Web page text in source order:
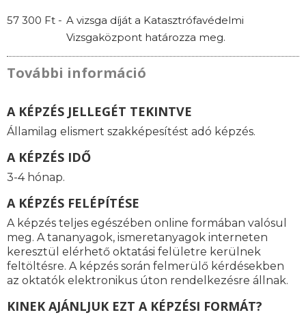
57 300 Ft - A vizsga díját a Katasztrófavédelmi
Vizsgaközpont határozza meg.
További információ
A KÉPZÉS JELLEGÉT TEKINTVE
Államilag elismert szakképesítést adó képzés.
A KÉPZÉS IDŐ
3-4 hónap.
A KÉPZÉS FELÉPÍTÉSE
A képzés teljes egészében online formában valósul
meg. A tananyagok, ismeretanyagok interneten
keresztül elérhető oktatási felületre kerülnek
feltöltésre. A képzés során felmerülő kérdésekben
az oktatók elektronikus úton rendelkezésre állnak.
KINEK AJÁNLJUK EZT A KÉPZÉSI FORMÁT?